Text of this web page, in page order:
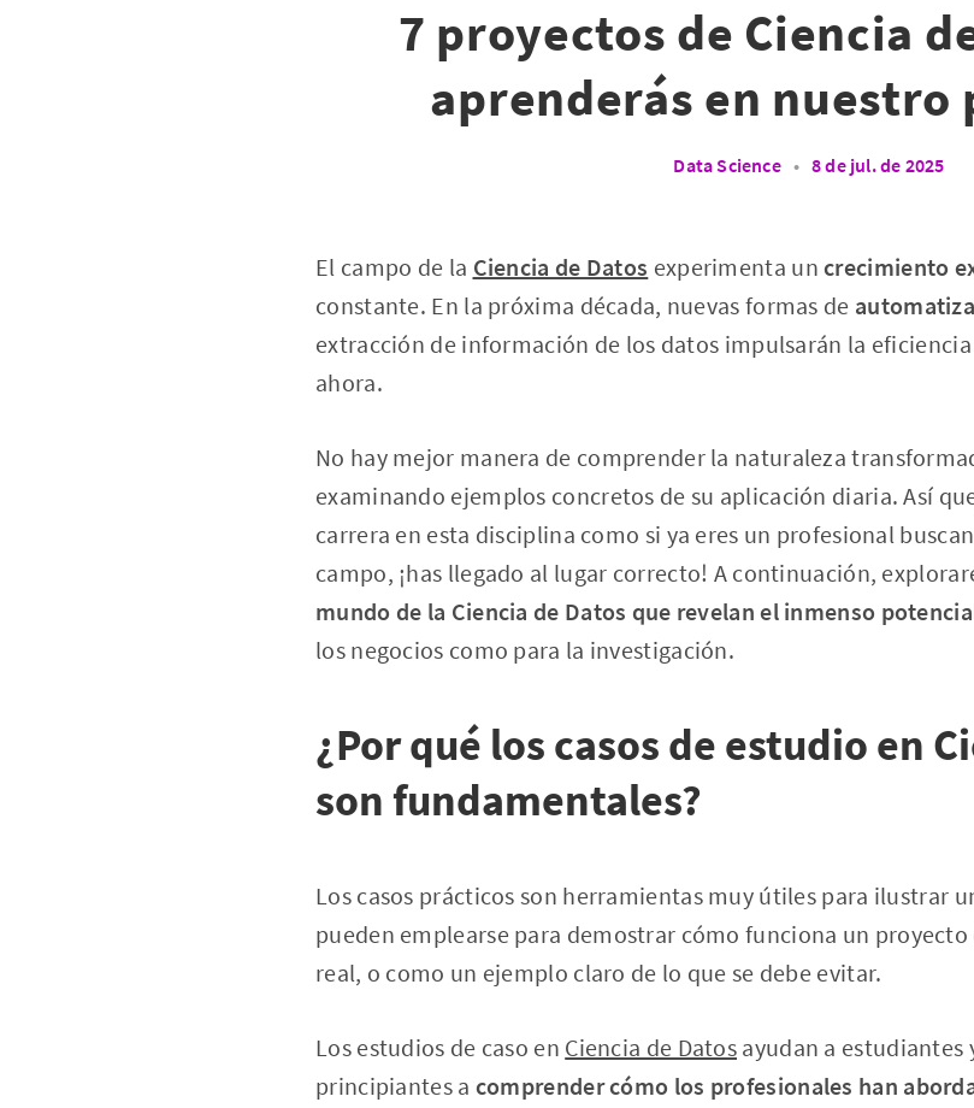
7 proyectos de Ciencia
aprenderás en nuestro
Data Science • 8 de jul. de 2025
El campo de la Ciencia de Datos experimenta uncrecimiento
constante. En la próxima década, nuevas formas de
extracción de información de los datos impulsarán la
ahora.
No hay mejor manera de comprender la naturaleza
examinando ejemplos concretos de su aplicación diaria. Así
carrera en esta disciplina como si ya eres un profesional
campo, ¡has llegado al lugar correcto! A continuación,
mundo de la Ciencia de Datos que revelan el inmenso
los negocios como para la investigación.
¿Por qué los casos de estudio en
son fundamentales?
Los casos prácticos son herramientas muy útiles para ilustrar
pueden emplearse para demostrar cómo funciona un
real, o como un ejemplo claro de lo que se debe evitar.
Los estudios de caso en Ciencia de Datos ayudan a
principiantes a comprender cómo los profesionales han